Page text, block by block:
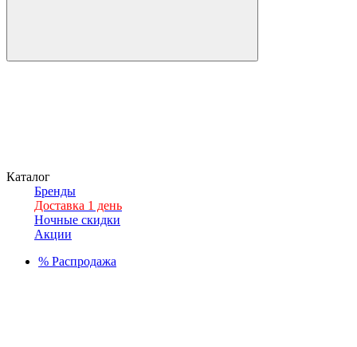
Каталог
Бренды
Доставка 1 день
Ночные скидки
Акции
% Распродажа